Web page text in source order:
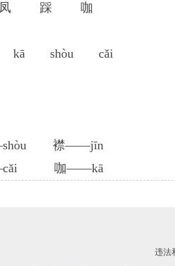
踩 咖
kā shòu cǎi
襟——jīn
咖——kā
违法